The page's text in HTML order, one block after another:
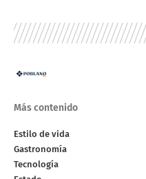
Más contenido
Estilo de vida
Gastronomía
Tecnología